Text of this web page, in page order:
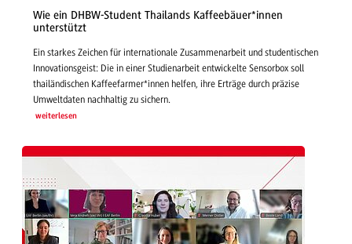
Wie ein DHBW-Student Thailands Kaffeebäuer*innen
unterstützt
Ein starkes Zeichen für internationale Zusammenarbeit und studentischen
Innovationsgeist: Die in einer Studienarbeit entwickelte Sensorbox soll
thailändischen Kaffeefarmer*innen helfen, ihre Erträge durch präzise
Umweltdaten nachhaltig zu sichern.
weiterlesen